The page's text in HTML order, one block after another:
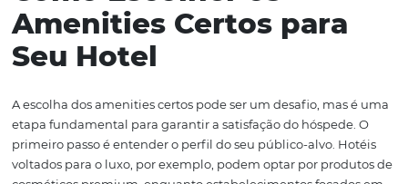
não são testados em animais. Além disso, itens como
aromatizadores de ambiente e velas feitas à mão
memorável para os hóspedes.
Outra tendência é a personalização. Hotéis que
amenities adaptados às preferências dos hóspedes,